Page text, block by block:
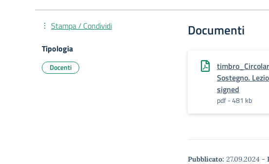
Documenti
Sostegno.
signed
pdf - 481 kb
Pubblicato: 27.09.2024 -
Stampa / Condividi
Tipologia
Docenti